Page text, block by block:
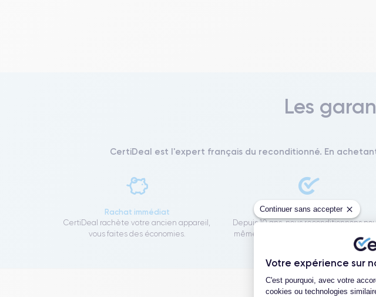
Continuer sans accepter
Votre expérience sur
Plateforme de
C'est pourquoi, avec votre
cookies ou technologies
Les
CertiDeal est l'expert français du reconditionné. En
Rachat immédiat
CertiDeal rachète votre ancien appareil,
vous faites des économies.
L'expert du reconditionné
Depuis 10 ans, nous reconditionnons
même tous nos produits pour un